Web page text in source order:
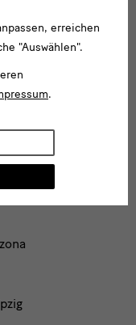
erreichen
"Auswählen".
.